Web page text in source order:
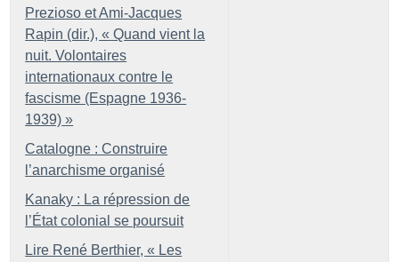
Prezioso et Ami-Jacques
Rapin (dir.), « Quand vient la
nuit. Volontaires
internationaux contre le
fascisme (Espagne 1936-
1939) »
Catalogne : Construire
l’anarchisme organisé
Kanaky : La répression de
l’État colonial se poursuit
Lire René Berthier, « Les